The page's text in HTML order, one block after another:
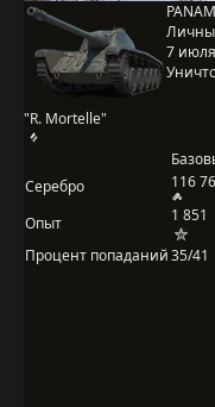
"R. Mortelle"
7 июля
Серебро
116
Опыт 1 851
Процент попаданий35/41